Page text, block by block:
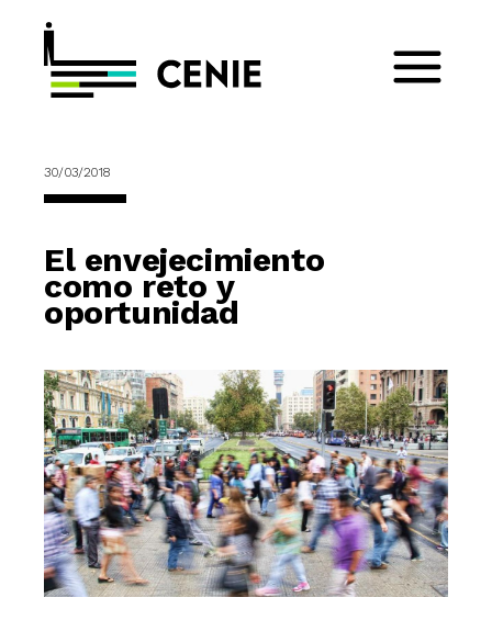
30/03/2018
El envejecimiento
como reto y
oportunidad